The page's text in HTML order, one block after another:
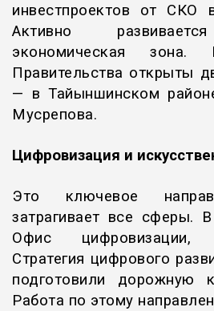
инвестпроектов от СКО
Активно
экономическая зона.
Правительства открыты
— в Тайыншинском
Мусрепова.
Цифровизация и
Это ключевое
затрагивает все сферы.
Офис цифровизации,
Стратегия цифрового
подготовили дорожную
Работа по этому